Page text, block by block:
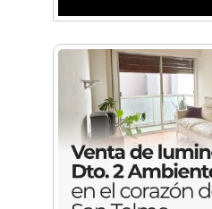
Conocé a la
desde la Base de
El Aeródromo de
vida aeronáutica